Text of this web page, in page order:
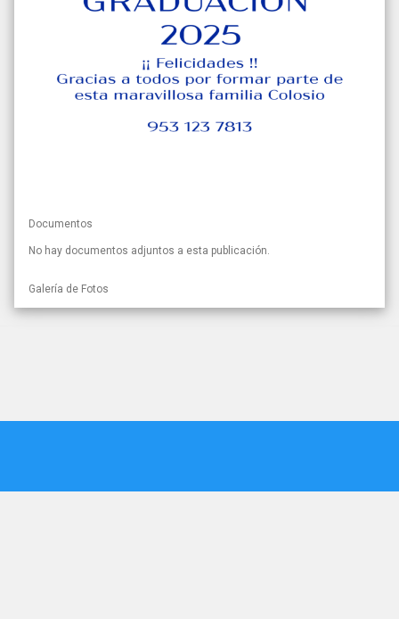
Documentos
No hay documentos adjuntos a esta publicación.
Galería de Fotos